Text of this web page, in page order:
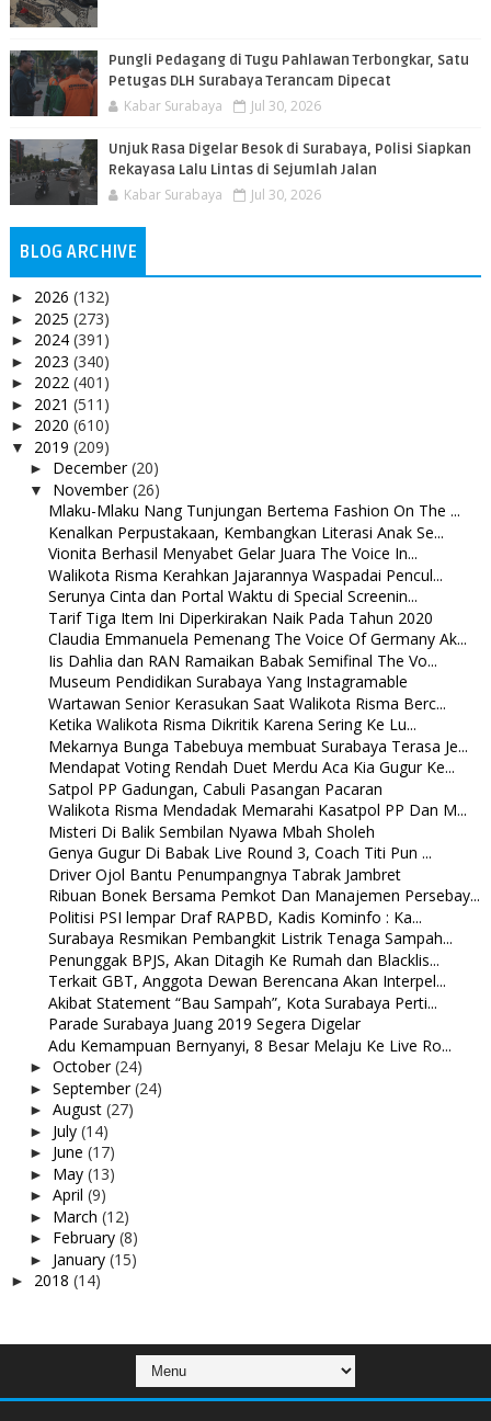
Pungli Pedagang di Tugu Pahlawan Terbongkar, Satu
Petugas DLH Surabaya Terancam Dipecat
Kabar Surabaya Jul 30, 2026
Unjuk Rasa Digelar Besok di Surabaya, Polisi Siapkan
Rekayasa Lalu Lintas di Sejumlah Jalan
Kabar Surabaya Jul 30, 2026
BLOG ARCHIVE
► 2026 (132)
► 2025 (273)
► 2024 (391)
► 2023 (340)
► 2022 (401)
► 2021 (511)
► 2020 (610)
▼ 2019 (209)
► December(20)
▼ November(26)
Mlaku-Mlaku Nang Tunjungan Bertema Fashion On The ...
Kenalkan Perpustakaan, Kembangkan Literasi Anak Se...
Vionita Berhasil Menyabet Gelar Juara The Voice In...
Walikota Risma Kerahkan Jajarannya Waspadai Pencul...
Serunya Cinta dan Portal Waktu di Special Screenin...
Tarif Tiga Item Ini Diperkirakan Naik Pada Tahun 2020
Claudia Emmanuela Pemenang The Voice Of Germany Ak...
Iis Dahlia dan RAN Ramaikan Babak Semifinal The Vo...
Museum Pendidikan Surabaya Yang Instagramable
Wartawan Senior Kerasukan Saat Walikota Risma Berc...
Ketika Walikota Risma Dikritik Karena Sering Ke Lu...
Mekarnya Bunga Tabebuya membuat Surabaya Terasa Je...
Mendapat Voting Rendah Duet Merdu Aca Kia Gugur Ke...
Satpol PP Gadungan, Cabuli Pasangan Pacaran
Walikota Risma Mendadak Memarahi Kasatpol PP Dan M...
Misteri Di Balik Sembilan Nyawa Mbah Sholeh
Genya Gugur Di Babak Live Round 3, Coach Titi Pun ...
Driver Ojol Bantu Penumpangnya Tabrak Jambret
Ribuan Bonek Bersama Pemkot Dan Manajemen Persebay...
Politisi PSI lempar Draf RAPBD, Kadis Kominfo : Ka...
Surabaya Resmikan Pembangkit Listrik Tenaga Sampah...
Penunggak BPJS, Akan Ditagih Ke Rumah dan Blacklis...
Terkait GBT, Anggota Dewan Berencana Akan Interpel...
Akibat Statement “Bau Sampah”, Kota Surabaya Perti...
Parade Surabaya Juang 2019 Segera Digelar
Adu Kemampuan Bernyanyi, 8 Besar Melaju Ke Live Ro...
► October(24)
► September(24)
► August (27)
► July (14)
► June (17)
► May (13)
► April (9)
► March (12)
► February (8)
► January (15)
► 2018 (14)